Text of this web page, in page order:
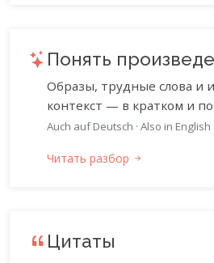
Понять
Образы, трудные слова и
контекст — в кратком и
Auch auf Deutsch · Also in English
Читать разбор
Цитаты